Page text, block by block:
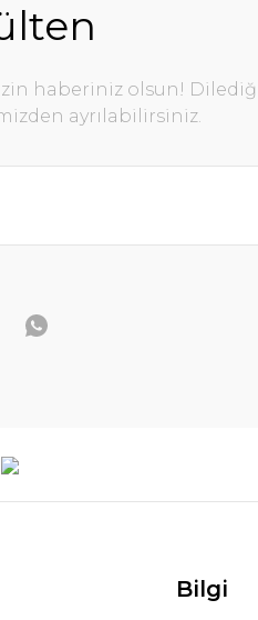
haberiniz olsun!
ayrılabilirsiniz.
Bilgi